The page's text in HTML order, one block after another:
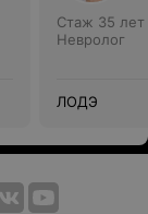
Стаж 35 лет
Невролог
ЛОДЭ